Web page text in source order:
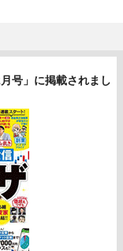
号」に掲載されまし